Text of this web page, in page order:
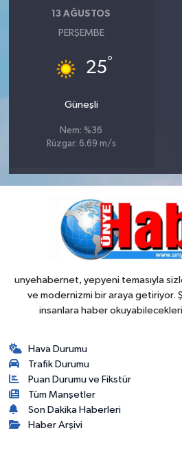
13 AĞUSTOS
PERŞEMBE
25°
Güneşli
Nem: %36
Rüzgar: 6.69 m/s
unyehabernet, yepyeni temasıyla
ve modernizmi bir araya getiriyor.
insanlara haber
Hava Durumu
Trafik Durumu
Puan Durumu ve Fikstür
Tüm Manşetler
Son Dakika Haberleri
Haber Arşivi